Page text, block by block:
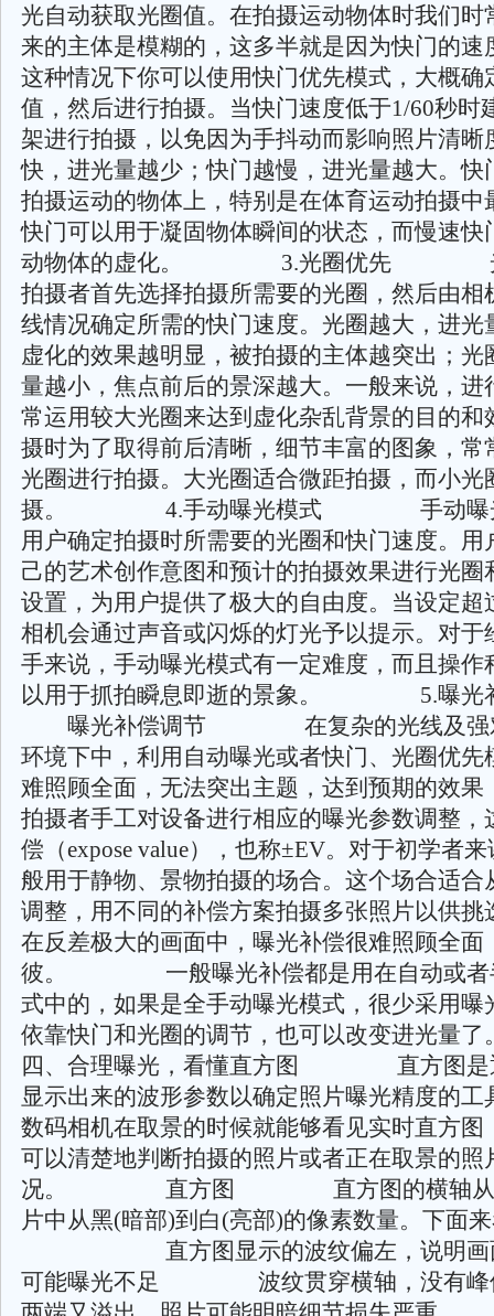
光自动获取光圈值。在拍摄运动物体时我们时
来的主体是模糊的，这多半就是因为快门的速
这种情况下你可以使用快门优先模式，大概确
值，然后进行拍摄。当快门速度低于1/60秒时
架进行拍摄，以免因为手抖动而影响照片清晰
快，进光量越少；快门越慢，进光量越大。快
拍摄运动的物体上，特别是在体育运动拍摄中
快门可以用于凝固物体瞬间的状态，而慢速快
动物体的虚化。 3.光圈优先 光
拍摄者首先选择拍摄所需要的光圈，然后由相
线情况确定所需的快门速度。光圈越大，进光
虚化的效果越明显，被拍摄的主体越突出；光
量越小，焦点前后的景深越大。一般来说，进
常运用较大光圈来达到虚化杂乱背景的目的和
摄时为了取得前后清晰，细节丰富的图象，常
光圈进行拍摄。大光圈适合微距拍摄，而小光
摄。 4.手动曝光模式 手动曝光
用户确定拍摄时所需要的光圈和快门速度。用
己的艺术创作意图和预计的拍摄效果进行光圈
设置，为用户提供了极大的自由度。当设定超
相机会通过声音或闪烁的灯光予以提示。对于
手来说，手动曝光模式有一定难度，而且操作
以用于抓拍瞬息即逝的景象。 5.曝
曝光补偿调节 在复杂的光线及强对
环境下中，利用自动曝光或者快门、光圈优先
难照顾全面，无法突出主题，达到预期的效果
拍摄者手工对设备进行相应的曝光参数调整，
偿（expose value），也称±EV。对于初学者
般用于静物、景物拍摄的场合。这个场合适合
调整，用不同的补偿方案拍摄多张照片以供挑
在反差极大的画面中，曝光补偿很难照顾全面
彼。 一般曝光补偿都是用在自动或者
式中的，如果是全手动曝光模式，很少采用曝
依靠快门和光圈的调节，也可以改变
四、合理曝光，看懂直方图 直方图是
显示出来的波形参数以确定照片曝光精度的工
数码相机在取景的时候就能够看见实时直方图
可以清楚地判断拍摄的照片或者正在取景的照
况。 直方图 直方图的横轴从左
片中从黑(暗部)到白(亮部)的像素数量。下面
直方图显示的波纹偏左，说明画面
可能曝光不足 波纹贯穿横轴，没有峰